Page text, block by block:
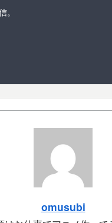
omusubi